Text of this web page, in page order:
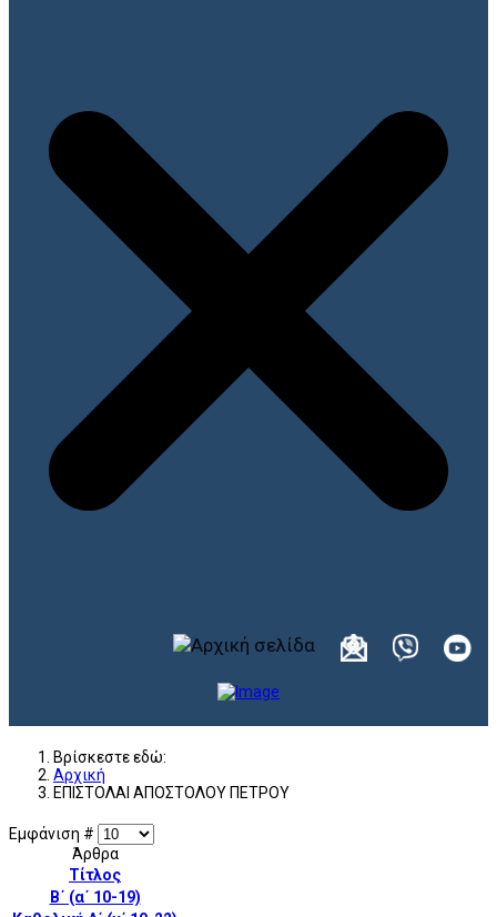
Βρίσκεστε εδώ:
Αρχική
ΕΠΙΣΤΟΛΑΙ ΑΠΟΣΤΟΛΟΥ ΠΕΤΡΟΥ
Εμφάνιση #
Άρθρα
Τίτλος
Β΄ (α΄ 10-19)